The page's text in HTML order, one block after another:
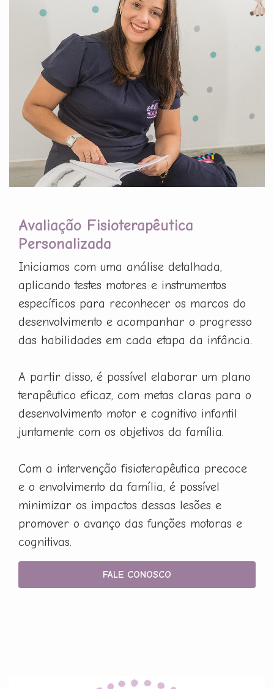
Avaliação Fisioterapêutica
Personalizada
Iniciamos com uma análise detalhada,
aplicando testes motores e instrumentos
específicos para reconhecer os marcos do
desenvolvimento e acompanhar o progresso
das habilidades em cada etapa da infância.
A partir disso, é possível elaborar um plano
terapêutico eficaz, com metas claras para o
desenvolvimento motor e cognitivo infantil
juntamente com os objetivos da família.
Com a intervenção fisioterapêutica precoce
e o envolvimento da família, é possível
minimizar os impactos dessas lesões e
promover o avanço das funções motoras e
cognitivas.
FALE CONOSCO